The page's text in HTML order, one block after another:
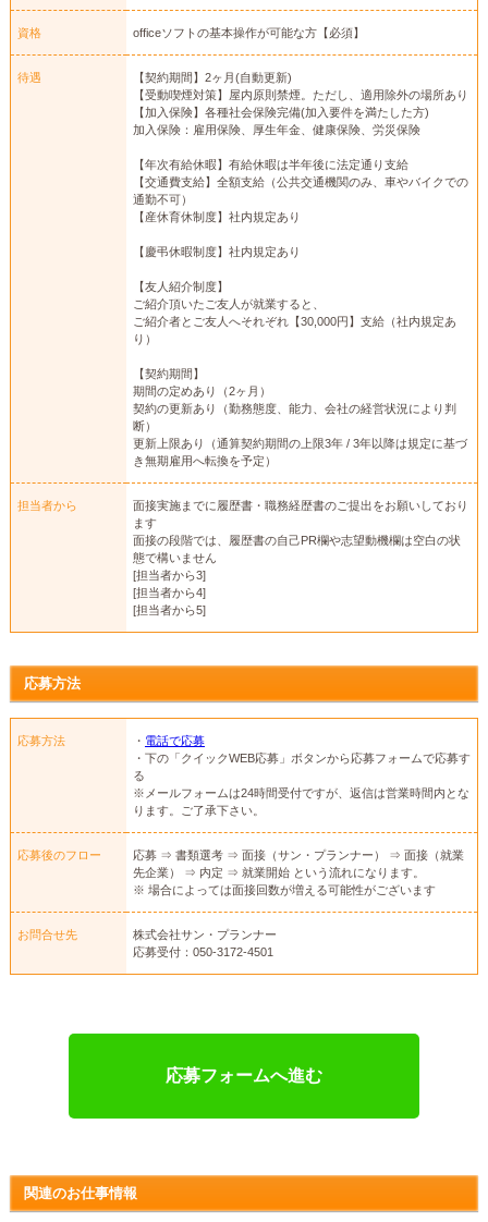
資格 officeソフトの基本操作が可能な方【必須】
待遇
【契約期間】2ヶ月(自動更新)
【受動喫煙対策】屋内原則禁煙。ただし、適用除外の場所あり
【加入保険】各種社会保険完備(加入要件を満たした方)
加入保険：雇用保険、厚生年金、健康保険、労災保険
【年次有給休暇】有給休暇は半年後に法定通り支給
【交通費支給】全額支給（公共交通機関のみ、車やバイクでの
通勤不可）
【産休育休制度】社内規定あり
【慶弔休暇制度】社内規定あり
【友人紹介制度】
ご紹介頂いたご友人が就業すると、
ご紹介者とご友人へそれぞれ【30,000円】支給（社内規定あ
り）
【契約期間】
期間の定めあり（2ヶ月）
契約の更新あり（勤務態度、能力、会社の経営状況により判
断）
更新上限あり（通算契約期間の上限3年 / 3年以降は規定に基づ
き無期雇用へ転換を予定）
担当者から
面接実施までに履歴書・職務経歴書のご提出をお願いしており
ます
面接の段階では、履歴書の自己PR欄や志望動機欄は空白の状
態で構いません
[担当者から3]
[担当者から4]
[担当者から5]
応募方法
応募方法 ・ 電話で応募
・下の「クイックWEB応募」ボタンから応募フォームで応募す
る
※メールフォームは24時間受付ですが、返信は営業時間内とな
ります。ご了承下さい。
応募後のフロー
応募 ⇒ 書類選考 ⇒ 面接（サン・プランナー） ⇒ 面接（就業
先企業） ⇒ 内定 ⇒ 就業開始 という流れになります。
※ 場合によっては面接回数が増える可能性がございます
お問合せ先
株式会社サン・プランナー
応募受付：050-3172-4501
応募フォームへ進む
関連のお仕事情報